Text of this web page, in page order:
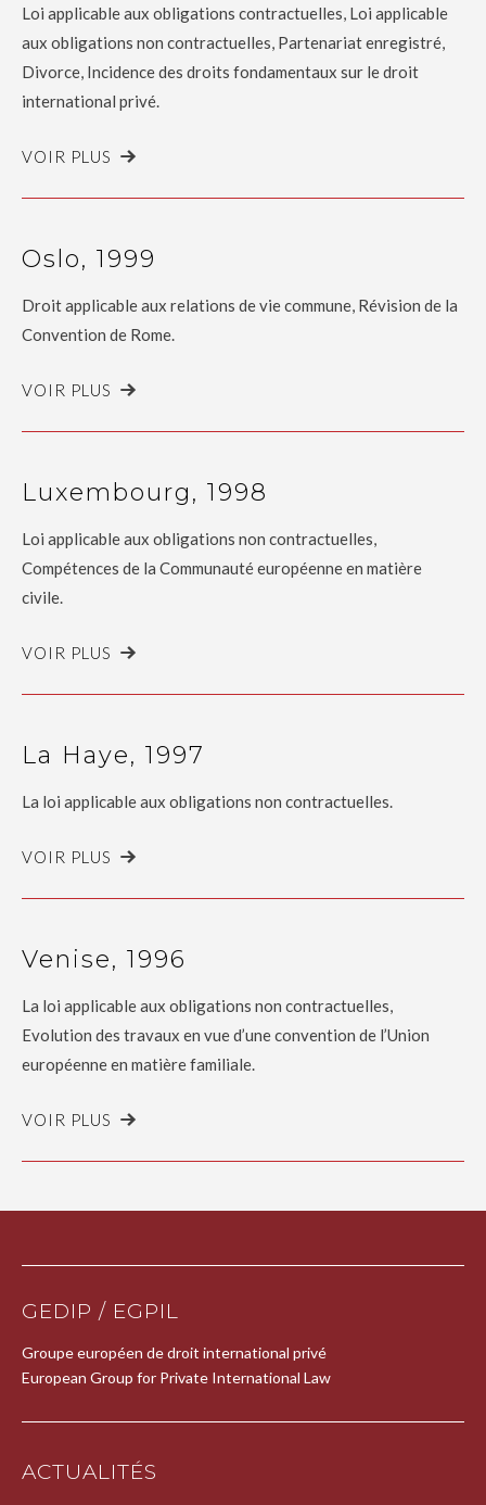
Loi applicable aux obligations contractuelles, Loi applicable
aux obligations non contractuelles, Partenariat enregistré,
Divorce, Incidence des droits fondamentaux sur le droit
international privé.
VOIR PLUS
Oslo, 1999
Droit applicable aux relations de vie commune, Révision de la
Convention de Rome.
VOIR PLUS
Luxembourg, 1998
Loi applicable aux obligations non contractuelles,
Compétences de la Communauté européenne en matière
civile.
VOIR PLUS
La Haye, 1997
La loi applicable aux obligations non contractuelles.
VOIR PLUS
Venise, 1996
La loi applicable aux obligations non contractuelles,
Evolution des travaux en vue d’une convention de l’Union
européenne en matière familiale.
VOIR PLUS
GEDIP / EGPIL
Groupe européen de droit international privé
European Group for Private International Law
ACTUALITÉS